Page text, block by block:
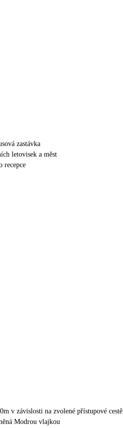
zastávka
letovisek a měst
recepce
v závislosti na zvolené přístupové cestě
Modrou vlajkou